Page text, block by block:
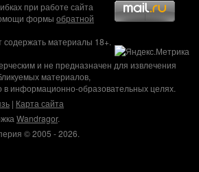
при работе сайта
формы обратной
материалы 18+.
и не предназначен для извлечения
материалов,
в информационно-образовательных целях.
| Карта сайта
Wandragor.
© 2005 - 2026.